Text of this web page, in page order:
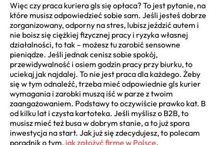
Więc czy praca kuriera gls się opłaca? To jest pytanie, na
które musisz odpowiedzieć sobie sam. Jeśli jesteś dobrze
zorganizowany, odporny na stres, lubisz jeździć autem i
nie boisz się ciężkiej fizycznej pracy i ryzyka własnej
działalności, to tak – możesz tu zarobić sensowne
pieniądze. Jeśli jednak cenisz sobie spokój,
przewidywalność i osiem godzin pracy przy biurku, to
uciekaj jak najdalej. To nie jest praca dla każdego. Żeby
się w tym odnaleźć, trzeba mieć odpowiednie gls kurier
wymagania i zarobki muszą iść w parze z twoim
zaangażowaniem. Podstawy to oczywiście prawko kat. B
od kilku lat i czysta kartoteka. Jeśli myślisz o B2B, to
musisz mieć też busa w dobrym stanie, a to już spora
inwestycja na start. Jak już się zdecydujesz, to polecam
poradnik o tym, jak założyć firmę w Polsce.